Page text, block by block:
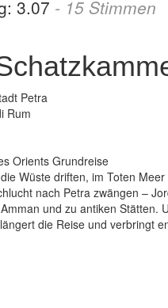
3.07 - 15 Stimmen
Petra
Rum
Wüste driften, im Toten
nach Petra zwängen –
und zu antiken Stätten.
die Reise und verbringt